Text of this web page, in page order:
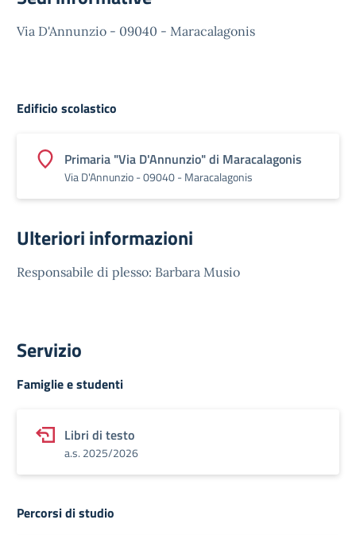
Via D'Annunzio - 09040 - Maracalagonis
Edificio scolastico
Primaria "Via D'Annunzio" di Maracalagonis
Via D'Annunzio - 09040 - Maracalagonis
Ulteriori informazioni
Responsabile di plesso: Barbara Musio
Servizio
Famiglie e studenti
Libri di testo
a.s. 2025/2026
Percorsi di studio